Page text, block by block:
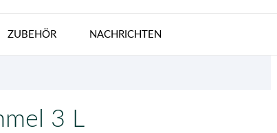
ZUBEHÖR NACHRICHTEN
3 L